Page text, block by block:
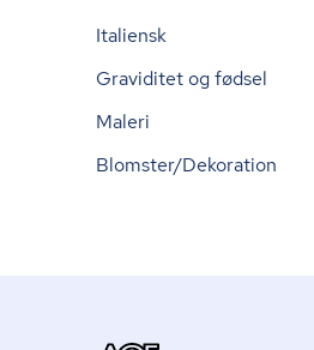
Italiensk
Graviditet og fødsel
Maleri
Blomster/Dekoration